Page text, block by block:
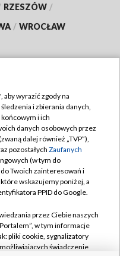
RZESZÓW /
/ WROCŁAW
TVP
wyrazić zgody na
i zbierania danych,
i ich
danych osobowych przez
dalej również „TVP”),
pozostałych Zaufanych
(w tym do
Twoich zainteresowań i
wskazujemy poniżej, a
PPID do Google.
przez Ciebie naszych
w tym informacje
pliki cookie, sygnalizatory
świadczenie